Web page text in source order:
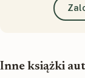
Inne książki